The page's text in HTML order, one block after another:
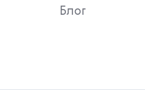
Блог